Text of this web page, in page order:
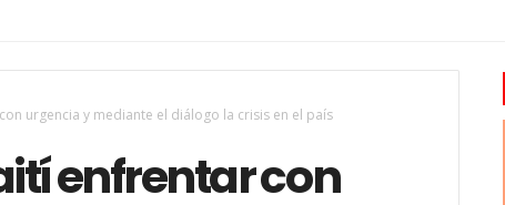
urgencia y mediante el diálogo la crisis en el país
enfrentar con